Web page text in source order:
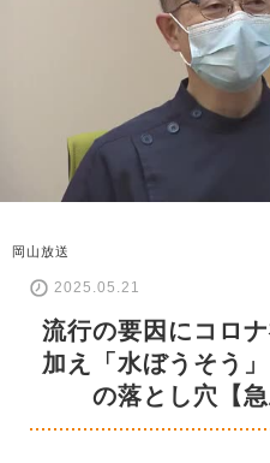
岡山放送
2025.05.21
流行の要因にコロ
加え「水ぼうそう
の落とし穴【